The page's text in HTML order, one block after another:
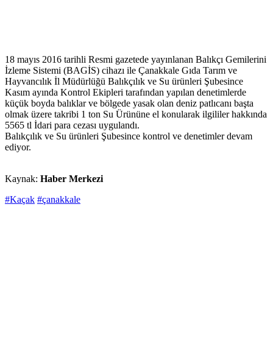
18 mayıs 2016 tarihli Resmi gazetede yayınlanan Balıkçı Gemilerini
İzleme Sistemi (BAGİS) cihazı ile Çanakkale Gıda Tarım ve
Hayvancılık İl Müdürlüğü Balıkçılık ve Su ürünleri Şubesince
Kasım ayında Kontrol Ekipleri tarafından yapılan denetimlerde
küçük boyda balıklar ve bölgede yasak olan deniz patlıcanı başta
olmak üzere takribi 1 ton Su Ürününe el konularak ilgililer hakkında
5565 tl İdari para cezası uygulandı.
Balıkçılık ve Su ürünleri Şubesince kontrol ve denetimler devam
ediyor.
Kaynak: Haber Merkezi
#Kaçak #çanakkale